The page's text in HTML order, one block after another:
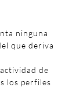
ninguna
que deriva
de
los perfiles